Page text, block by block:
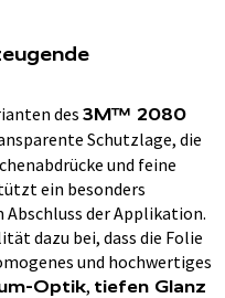
des 3M™ 2080
Schutzlage, die
und feine
ein besonders
Abschluss der Applikation.
dazu bei, dass die Folie
und hochwertiges
Optik, tiefen Glanz